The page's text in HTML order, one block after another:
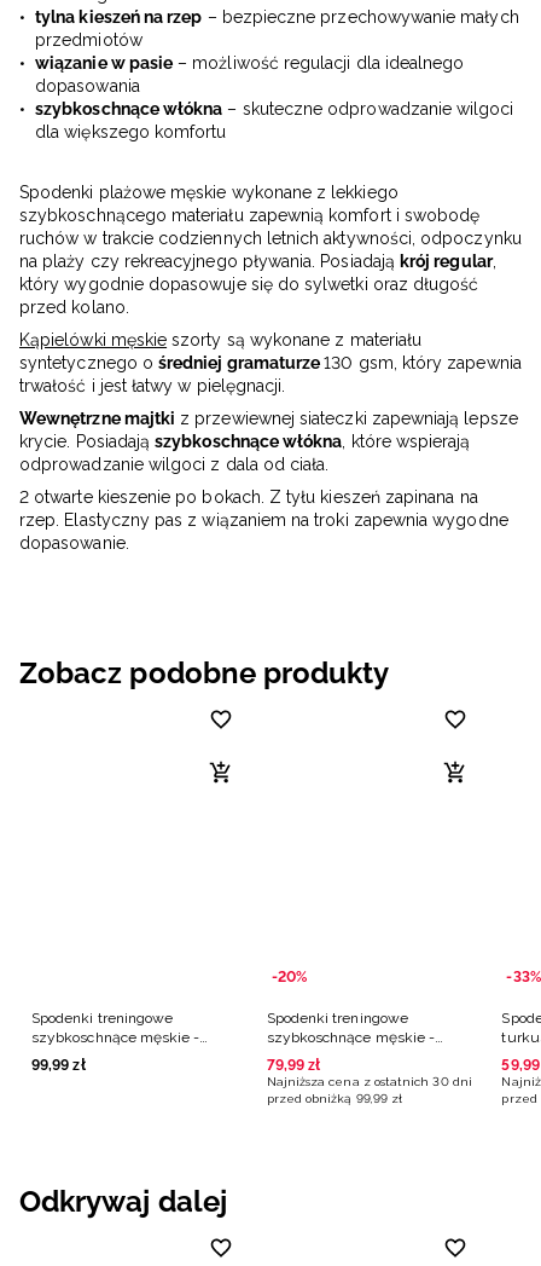
tylna kieszeń na rzep – bezpieczne przechowywanie małych
przedmiotów
wiązanie w pasie – możliwość regulacji dla idealnego
dopasowania
szybkoschnące włókna – skuteczne odprowadzanie wilgoci
dla większego komfortu
Spodenki plażowe męskie wykonane z lekkiego
szybkoschnącego materiału zapewnią komfort i swobodę
ruchów w trakcie codziennych letnich aktywności, odpoczynku
na plaży czy rekreacyjnego pływania. Posiadają krój regular,
który wygodnie dopasowuje się do sylwetki oraz długość
przed kolano.
Kąpielówki męskie szorty są wykonane z materiału
syntetycznego ośredniej gramaturze130 gsm, który zapewnia
trwałość i jest łatwy w pielęgnacji.
Wewnętrzne majtki z przewiewnej siateczki zapewniają lepsze
krycie. Posiadająszybkoschnące włókna, które wspierają
odprowadzanie wilgoci z dala od ciała.
2 otwarte kieszenie po bokach. Z tyłu kieszeń zapinana na
rzep. Elastyczny pas z wiązaniem na troki zapewnia wygodne
dopasowanie.
Zobacz podobne produkty
Spodenki treningowe
szybkoschnące męskie -
turkusowe
99,99 zł
-20%
Spodenki treningowe
szybkoschnące męskie -
turkusowe
79,99 zł
Najniższa cena z ostatnich 30 dni
przed obniżką 99,99 zł
-33%
59,99
przed
Odkrywaj dalej